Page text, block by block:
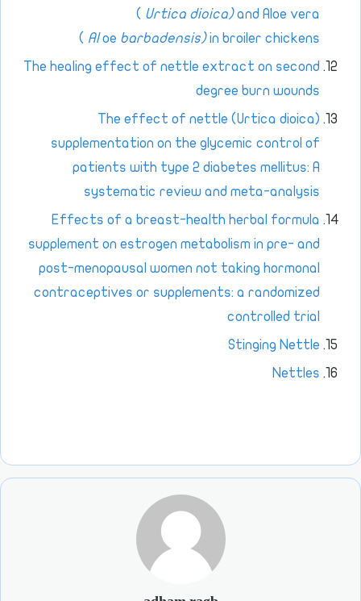
( Urtica dioica)and Aloe vera
( Aloe barbadensis)in broiler chickens
The healing effect of nettle extract on second
degree burn wounds
The effect of nettle (Urtica dioica)
supplementation on the glycemic control of
patients with type 2 diabetes mellitus: A
systematic review and meta-analysis
Effects of a breast-health herbal formula
supplement on estrogen metabolism in pre- and
post-menopausal women not taking hormonal
contraceptives or supplements: a randomized
controlled trial
Stinging Nettle
Nettles